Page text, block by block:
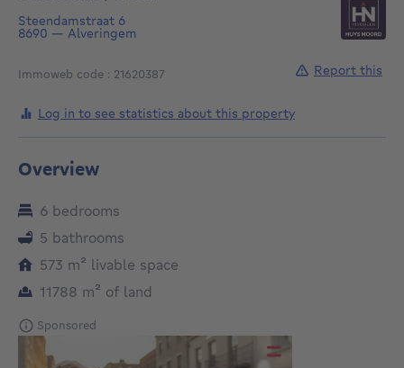
Steendamstraat 6
8690 — Alveringem
Immoweb code : 21620387
Log in to see statistics about this property
Report this
Overview
6 bedrooms
5 bathrooms
573 m² square meters
livable space
11788 m² square meters
of land
Sponsored